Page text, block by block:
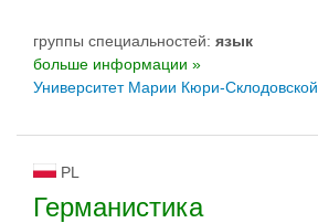
группы специальностей: язык
больше информации »
Университет Марии Кюри-Склодовской
PL
Германистика